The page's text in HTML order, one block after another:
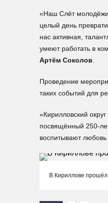
«Наш Слёт
целый день
нас активная,
умеют работать в
Артём Соколов
Проведение
таких событий для
«Кирилловский
посвящённый 250-
воспитывают любовь
В Кириллове